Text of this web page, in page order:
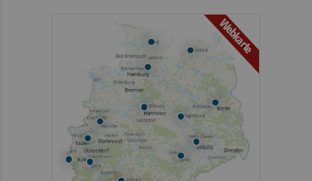
Webkarte